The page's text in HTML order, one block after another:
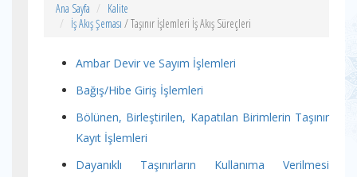
Ana Sayfa
Kalite
İş Akış Şeması / Taşınır İşlemleri İş Akış Süreçleri
Ambar Devir ve Sayım İşlemleri
Bağış/Hibe Giriş İşlemleri
Bölünen, Birleştirilen, Kapatılan Birimlerin Taşınır
Kayıt İşlemleri
Dayanıklı Taşınırların Kullanıma Verilmesi